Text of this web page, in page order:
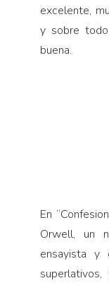
excelente,
y sobre
buena.
En
Orwell, un
ensayista y